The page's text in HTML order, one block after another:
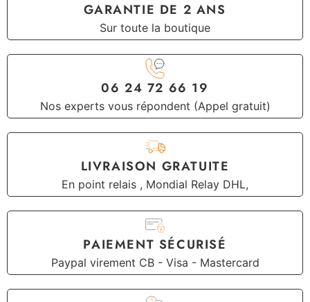
GARANTIE DE 2 ANS
Sur toute la boutique
06 24 72 66 19
Nos experts vous répondent (Appel gratuit)
LIVRAISON GRATUITE
En point relais , Mondial Relay DHL,
PAIEMENT SÉCURISÉ
Paypal virement CB - Visa - Mastercard